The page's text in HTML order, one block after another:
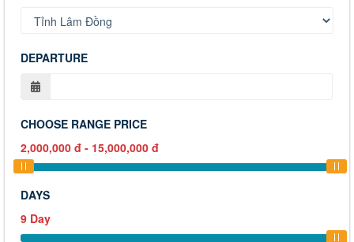
DEPARTURE
CHOOSE RANGE PRICE
2,000,000 đ - 15,000,000 đ
DAYS
9 Day